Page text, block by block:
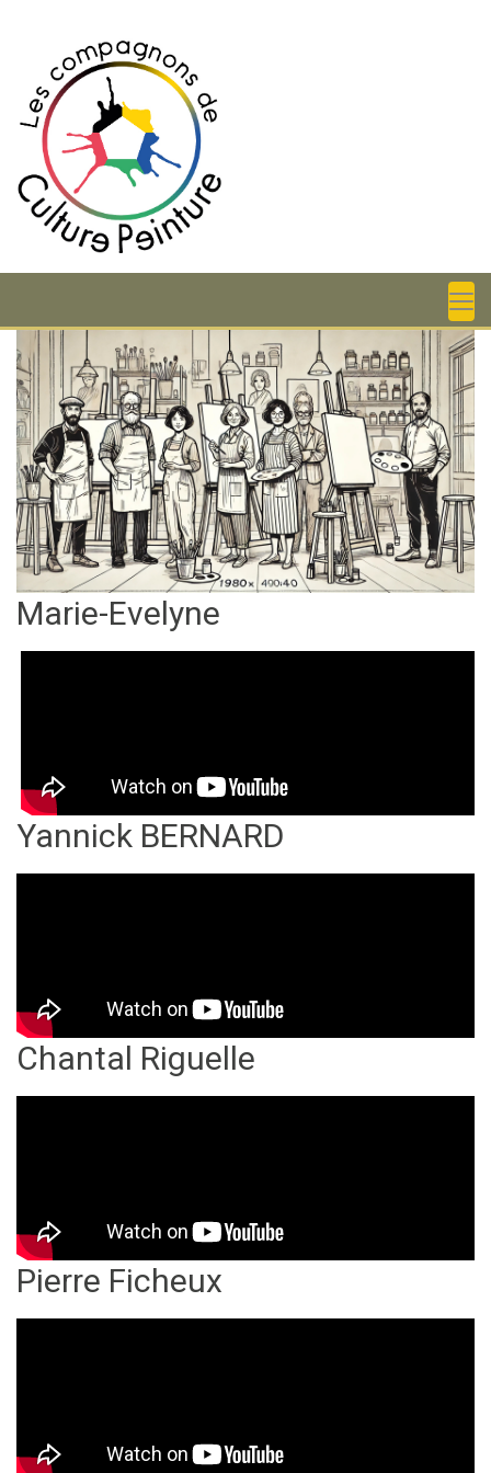
Marie-Evelyne
Yannick BERNARD
Chantal Riguelle
Pierre Ficheux